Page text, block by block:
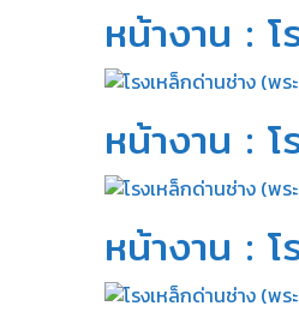
หน้างาน :
หน้างาน :
หน้างาน :